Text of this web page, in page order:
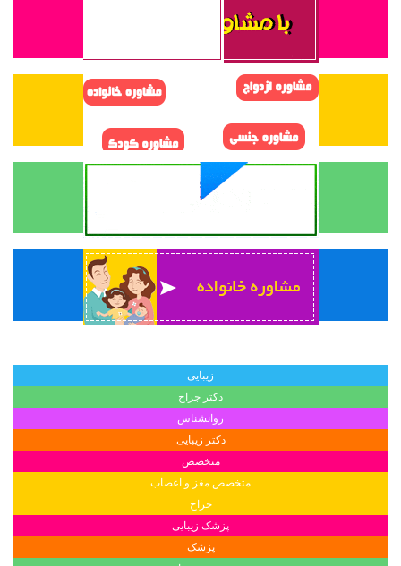
زیبایی
دکتر جراح
روانشناس
دکتر زیبایی
متخصص
متخصص مغز و اعصاب
جراح
پزشک زیبایی
پزشک